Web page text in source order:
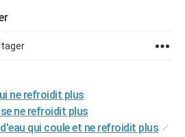
ne refroidit plus
ne refroidit plus
qui coule et ne refroidit plus ✓